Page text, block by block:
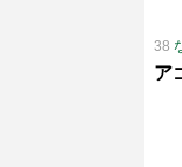
38
ア